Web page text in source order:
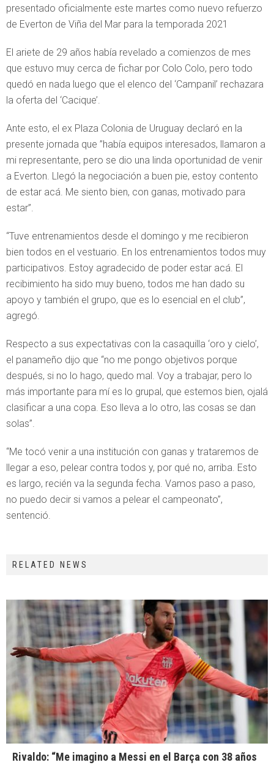
presentado oficialmente este martes como nuevo refuerzo
de Everton de Viña del Mar para la temporada 2021
El ariete de 29 años había revelado a comienzos de mes
que estuvo muy cerca de fichar por Colo Colo, pero todo
quedó en nada luego que el elenco del ‘Campanil’ rechazara
la oferta del ‘Cacique’.
Ante esto, el ex Plaza Colonia de Uruguay declaró en la
presente jornada que ”había equipos interesados, llamaron a
mi representante, pero se dio una linda oportunidad de venir
a Everton. Llegó la negociación a buen pie, estoy contento
de estar acá. Me siento bien, con ganas, motivado para
estar”.
“Tuve entrenamientos desde el domingo y me recibieron
bien todos en el vestuario. En los entrenamientos todos muy
participativos. Estoy agradecido de poder estar acá. El
recibimiento ha sido muy bueno, todos me han dado su
apoyo y también el grupo, que es lo esencial en el club”,
agregó.
Respecto a sus expectativas con la casaquilla ‘oro y cielo’,
el panameño dijo que “no me pongo objetivos porque
después, si no lo hago, quedo mal. Voy a trabajar, pero lo
más importante para mí es lo grupal, que estemos bien, ojalá
clasificar a una copa. Eso lleva a lo otro, las cosas se dan
solas”.
“Me tocó venir a una institución con ganas y trataremos de
llegar a eso, pelear contra todos y, por qué no, arriba. Esto
es largo, recién va la segunda fecha. Vamos paso a paso,
no puedo decir si vamos a pelear el campeonato”,
sentenció.
RELATED NEWS
Rivaldo: “Me imagino a Messi en el Barça con 38 años